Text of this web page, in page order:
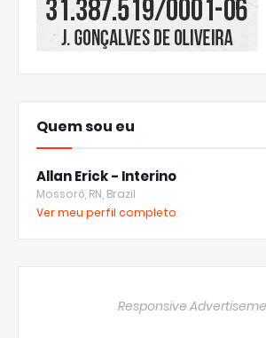
Quem sou eu
Allan Erick - Interino
Mossoró, RN, Brazil
Ver meu perfil completo
Responsive